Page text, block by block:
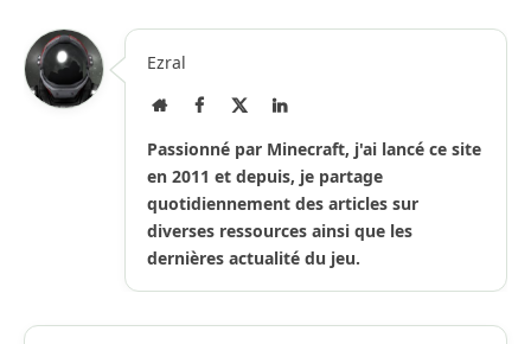
Ezral
Site
Facebook LinkedIn
Passionné par Minecraft, j'ai lancé ce site
en 2011 et depuis, je partage
quotidiennement des articles sur
diverses ressources ainsi que les
dernières actualité du jeu.